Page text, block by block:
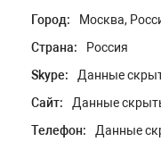
Город:
Москва,
Страна:
Россия
Skype:
Данные
Сайт:
Данные
Телефон:
Данные